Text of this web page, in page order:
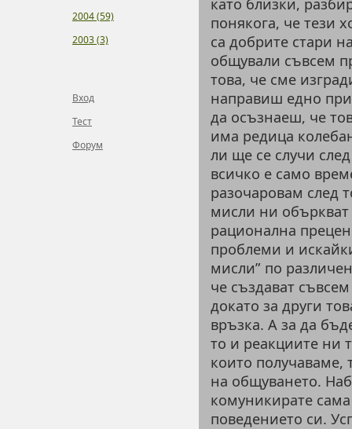
2004 (59)
2003 (3)
Вход
Тест
Форум
като близки,
понякога, че тези
са добрите стари
общували съвсем
това, че сме
направиш едно
да осъзнаеш, че
има редица
ли ще се случи
всичко е само
разочаровам след
мисли ни
рационална
проблеми и
мисли” по
че създават
докато за други
връзка. А за да
то и реакциите ни
които получаваме,
на общуването.
комуникирате
поведението си.